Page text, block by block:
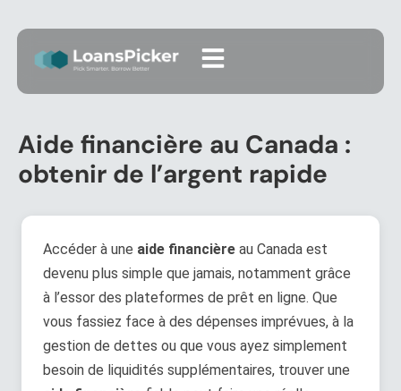
Aide financière au Canada :
obtenir de l’argent rapide
Accéder à une aide financière au Canada est
devenu plus simple que jamais, notamment grâce
à l’essor des plateformes de prêt en ligne. Que
vous fassiez face à des dépenses imprévues, à la
gestion de dettes ou que vous ayez simplement
besoin de liquidités supplémentaires, trouver une